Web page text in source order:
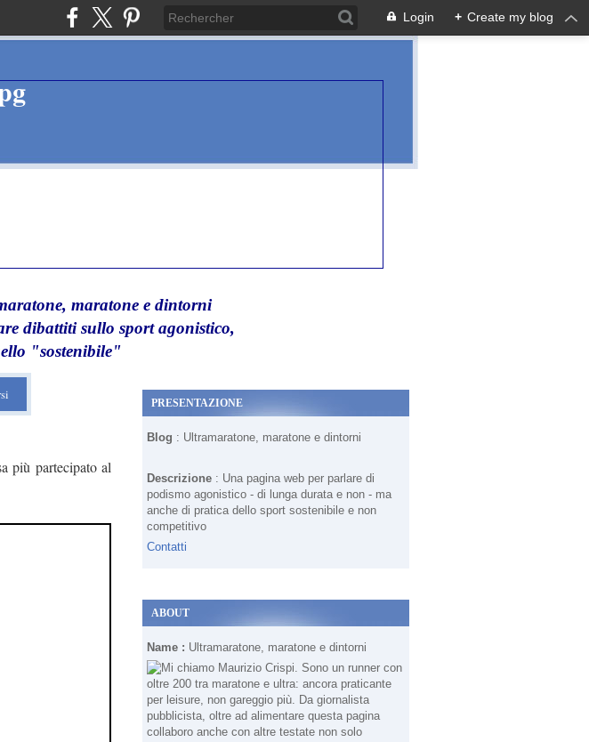
Login + Create my blog
maratone e dintorni
dibattiti sullo sport agonistico,
"sostenibile"
più partecipato al
PRESENTAZIONE
Blog : Ultramaratone, maratone e dintorni
Descrizione : Una pagina web per parlare di
podismo agonistico - di lunga durata e non - ma
anche di pratica dello sport sostenibile e non
competitivo
Contatti
ABOUT
Name : Ultramaratone, maratone e dintorni